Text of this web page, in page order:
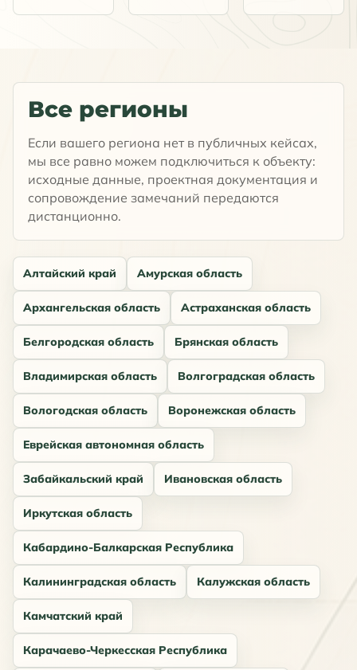
Все регионы
Если вашего региона нет в публичных кейсах,
мы все равно можем подключиться к объекту:
исходные данные, проектная документация и
сопровождение замечаний передаются
дистанционно.
Алтайский край Амурская область
Архангельская область Астраханская область
Белгородская область Брянская область
Владимирская область Волгоградская область
Вологодская область Воронежская область
Еврейская автономная область
Забайкальский край Ивановская область
Иркутская область
Кабардино-Балкарская Республика
Калининградская область Калужская область
Камчатский край
Карачаево-Черкесская Республика